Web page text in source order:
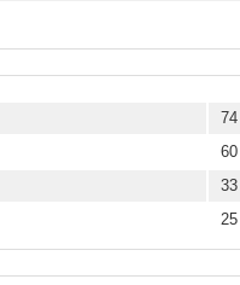
74
60
33
25